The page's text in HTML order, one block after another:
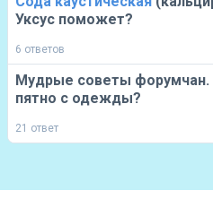
Уксус поможет?
6 ответов
Мудрые советы форумчан.
пятно с одежды?
21 ответ